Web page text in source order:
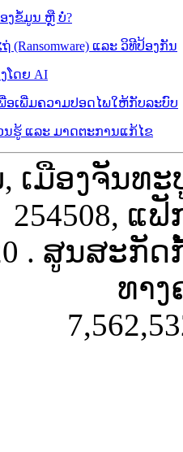
ງຂໍ້ມູນ ຫຼື ບໍ່?
ແລະ ວິທີປ້ອງກັນ
ໂດຍ AI
ອເພີ່ມຄວາມປອດໄພໃຫ້ກັບລະບົບ
ນຮູ້ ແລະ ມາດຕະການແກ້ໄຂ
ເມືອງຈັນທະ
254508, ແຟັ
. ສູນສະກັ
ທາງ